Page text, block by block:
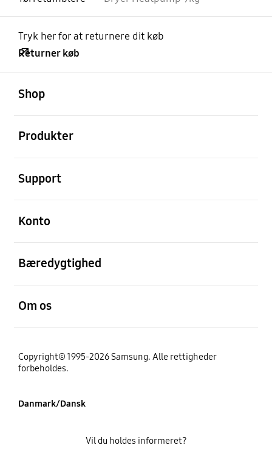
Tryk her for at returnere dit køb
Returner køb
Shop
Produkter
Support
Konto
Bæredygtighed
Om os
Copyright© 1995-2026 Samsung. Alle rettigheder
forbeholdes.
Danmark/Dansk
Vil du holdes informeret?